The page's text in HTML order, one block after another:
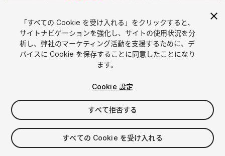
1/ 10
$79.95
シート 1
「すべての Cookie を受け入れる」をクリックすると、
サイトナビゲーションを強化し、サイトの使用状況を分
析し、弊社のマーケティング活動を支援するために、デ
バイスに Cookie を保存することに同意したことになり
ます。
Cookie 設定
すべて拒否する
すべての Cookie を受け入れる